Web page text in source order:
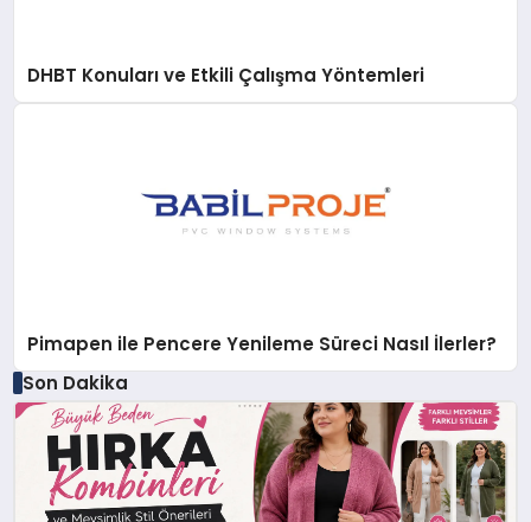
DHBT Konuları ve Etkili Çalışma Yöntemleri
Pimapen ile Pencere Yenileme Süreci Nasıl İlerler?
Son Dakika